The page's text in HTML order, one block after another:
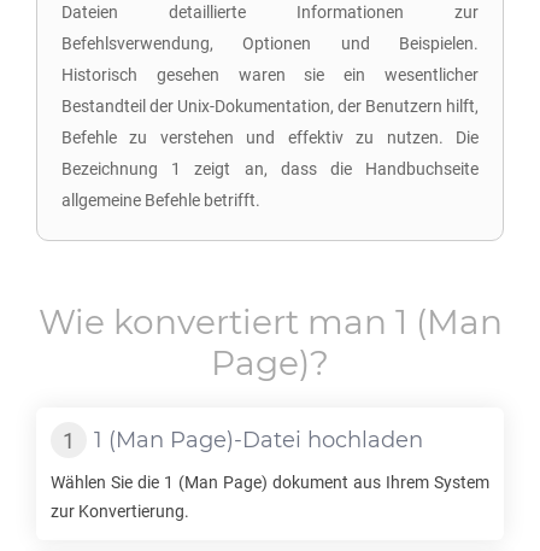
Dateien detaillierte Informationen zur
Befehlsverwendung, Optionen und Beispielen.
Historisch gesehen waren sie ein wesentlicher
Bestandteil der Unix-Dokumentation, der Benutzern hilft,
Befehle zu verstehen und effektiv zu nutzen. Die
Bezeichnung 1 zeigt an, dass die Handbuchseite
allgemeine Befehle betrifft.
Wie konvertiert man 1 (Man
Page)?
1 (Man Page)-Datei hochladen
Wählen Sie die 1 (Man Page) dokument aus Ihrem System
zur Konvertierung.